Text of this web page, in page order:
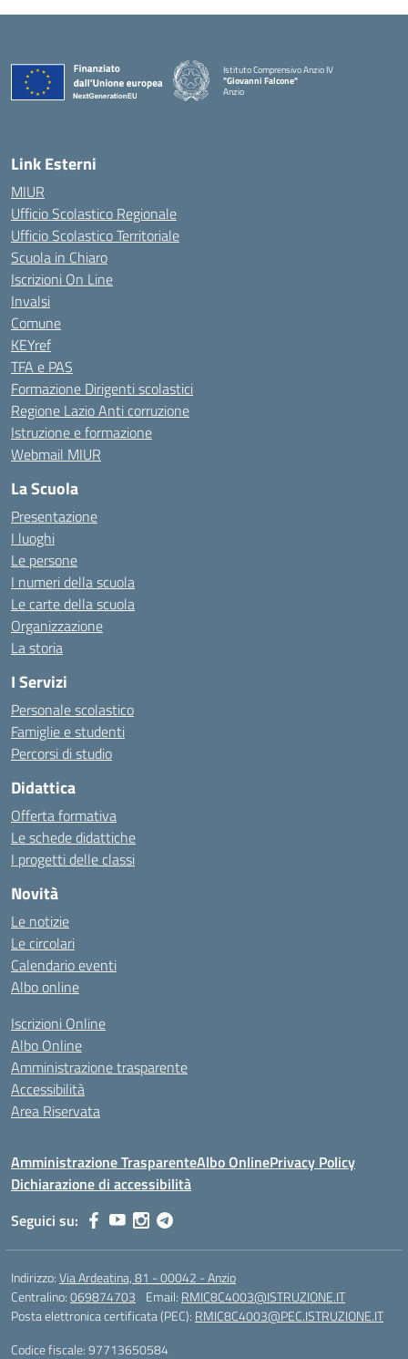
Istituto Comprensivo Anzio IV
"Giovanni Falcone"
Anzio
Link Esterni
MIUR
Ufficio Scolastico Regionale
Ufficio Scolastico Territoriale
Scuola in Chiaro
Iscrizioni On Line
Invalsi
Comune
KEYref
TFA e PAS
Formazione Dirigenti scolastici
Regione Lazio Anti corruzione
Istruzione e formazione
Webmail MIUR
La Scuola
Presentazione
I luoghi
Le persone
I numeri della scuola
Le carte della scuola
Organizzazione
La storia
I Servizi
Personale scolastico
Famiglie e studenti
Percorsi di studio
Didattica
Offerta formativa
Le schede didattiche
I progetti delle classi
Novità
Le notizie
Le circolari
Calendario eventi
Albo online
Iscrizioni Online
Albo Online
Amministrazione trasparente
Accessibilità
Area Riservata
Amministrazione TrasparenteAlbo OnlinePrivacy Policy
Dichiarazione di accessibilità
Seguici su:
Indirizzo:Via Ardeatina, 81 - 00042 - Anzio
Centralino:069874703 Email: RMIC8C4003@ISTRUZIONE.IT
Posta elettronica certificata (PEC): RMIC8C4003@PEC.ISTRUZIONE.IT
Codice fiscale: 97713650584